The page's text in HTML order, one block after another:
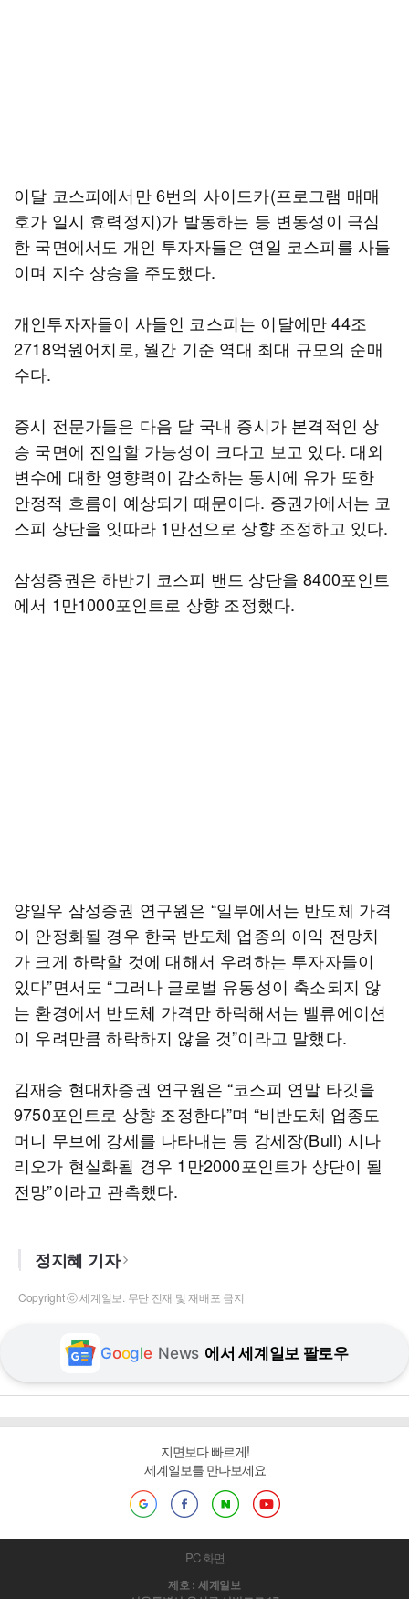
이달 코스피에서만 6번의 사이드카(프로그램 매매
호가 일시 효력정지)가 발동하는 등 변동성이 극심
한 국면에서도 개인 투자자들은 연일 코스피를 사들
이며 지수 상승을 주도했다.
개인투자자들이 사들인 코스피는 이달에만 44조
2718억원어치로, 월간 기준 역대 최대 규모의 순매
수다.
증시 전문가들은 다음 달 국내 증시가 본격적인 상
승 국면에 진입할 가능성이 크다고 보고 있다. 대외
변수에 대한 영향력이 감소하는 동시에 유가 또한
안정적 흐름이 예상되기 때문이다. 증권가에서는 코
스피 상단을 잇따라 1만선으로 상향 조정하고 있다.
삼성증권은 하반기 코스피 밴드 상단을 8400포인트
에서 1만1000포인트로 상향 조정했다.
양일우 삼성증권 연구원은 “일부에서는 반도체 가격
이 안정화될 경우 한국 반도체 업종의 이익 전망치
가 크게 하락할 것에 대해서 우려하는 투자자들이
있다”면서도 “그러나 글로벌 유동성이 축소되지 않
는 환경에서 반도체 가격만 하락해서는 밸류에이션
이 우려만큼 하락하지 않을 것”이라고 말했다.
김재승 현대차증권 연구원은 “코스피 연말 타깃을
9750포인트로 상향 조정한다”며 “비반도체 업종도
머니 무브에 강세를 나타내는 등 강세장(Bull) 시나
리오가 현실화될 경우 1만2000포인트가 상단이 될
전망”이라고 관측했다.
정지혜 기자
Copyright ⓒ 세계일보. 무단 전재 및 재배포 금지
Google News 에서 세계일보 팔로우
지면보다 빠르게!
세계일보를 만나보세요
PC 화면
제호 : 세계일보